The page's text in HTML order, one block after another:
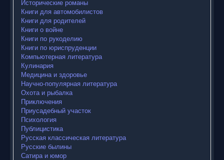
Исторические романы
Книги для автомобилистов
Книги для родителей
Книги о войне
Книги по рукоделию
Книги по юриспруденции
Компьютерная литература
Кулинария
Медицина и здоровье
Научно-популярная литература
Охота и рыбалка
Приключения
Приусадебный участок
Психология
Публицистика
Русская классическая литература
Русские былины
Сатира и юмор